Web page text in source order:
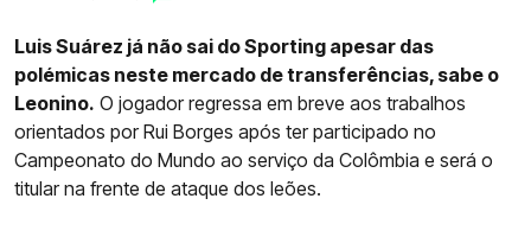
Luis Suárez já não sai do Sporting apesar das
polémicas neste mercado de transferências, sabe o
Leonino. O jogador regressa em breve aos trabalhos
orientados por Rui Borges após ter participado no
Campeonato do Mundo ao serviço da Colômbia e será o
titular na frente de ataque dos leões.